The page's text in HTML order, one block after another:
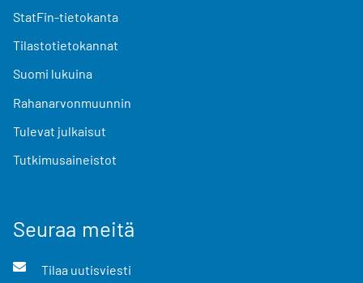
StatFin-tietokanta
Tilastotietokannat
Suomi lukuina
Rahanarvonmuunnin
Tulevat julkaisut
Tutkimusaineistot
Seuraa meitä
Tilaa uutisviesti